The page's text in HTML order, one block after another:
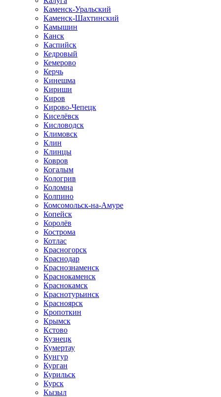
Каменск-Уральский
Каменск-Шахтинский
Камышин
Канск
Каспийск
Кедровый
Кемерово
Керчь
Кинешма
Кириши
Киров
Кирово-Чепецк
Киселёвск
Кисловодск
Климовск
Клин
Клинцы
Ковров
Когалым
Кологрив
Коломна
Колпино
Комсомольск-на-Амуре
Копейск
Королёв
Кострома
Котлас
Красногорск
Краснодар
Краснознаменск
Краснокаменск
Краснокамск
Краснотурьинск
Красноярск
Кропоткин
Крымск
Кстово
Кузнецк
Кумертау
Кунгур
Курган
Курильск
Курск
Кызыл